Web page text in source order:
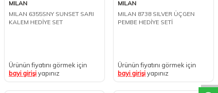
MILAN
MILAN 6355SNY SUNSET SARI
KALEM HEDİYE SET
Ürünün fiyatını görmek için
bayi girişiyapınız
MILAN
MILAN 8738 SILVER ÜÇGEN
PEMBE HEDİYE SETİ
Ürünün fiyatını görmek için
bayi girişiyapınız